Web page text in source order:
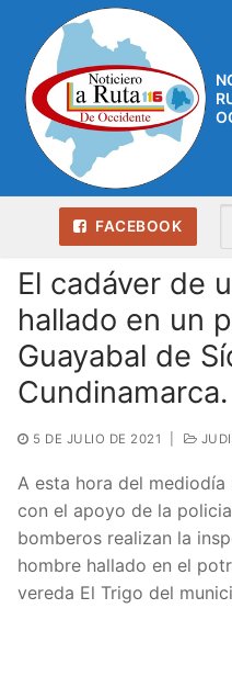
contenido
FACEBOOK
El cadáver de
hallado en un
Guayabal de
Cundinamarca.
5 DE JULIO DE 2021
A esta hora del
con el apoyo de la
bomberos realizan la
hombre hallado en el
vereda El Trigo del